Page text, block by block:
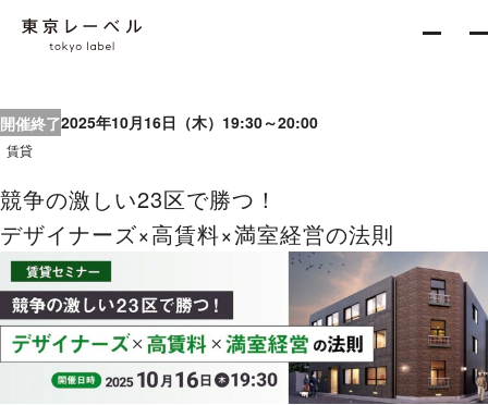
About
Services
新築一棟企画事業
収益不動産開発事業
不動産再生事業
開催終了2025年10月16日（木）19:30～20:00
賃貸
競争の激しい23区で勝つ！
デザイナーズ×高賃料×満室経営の法則